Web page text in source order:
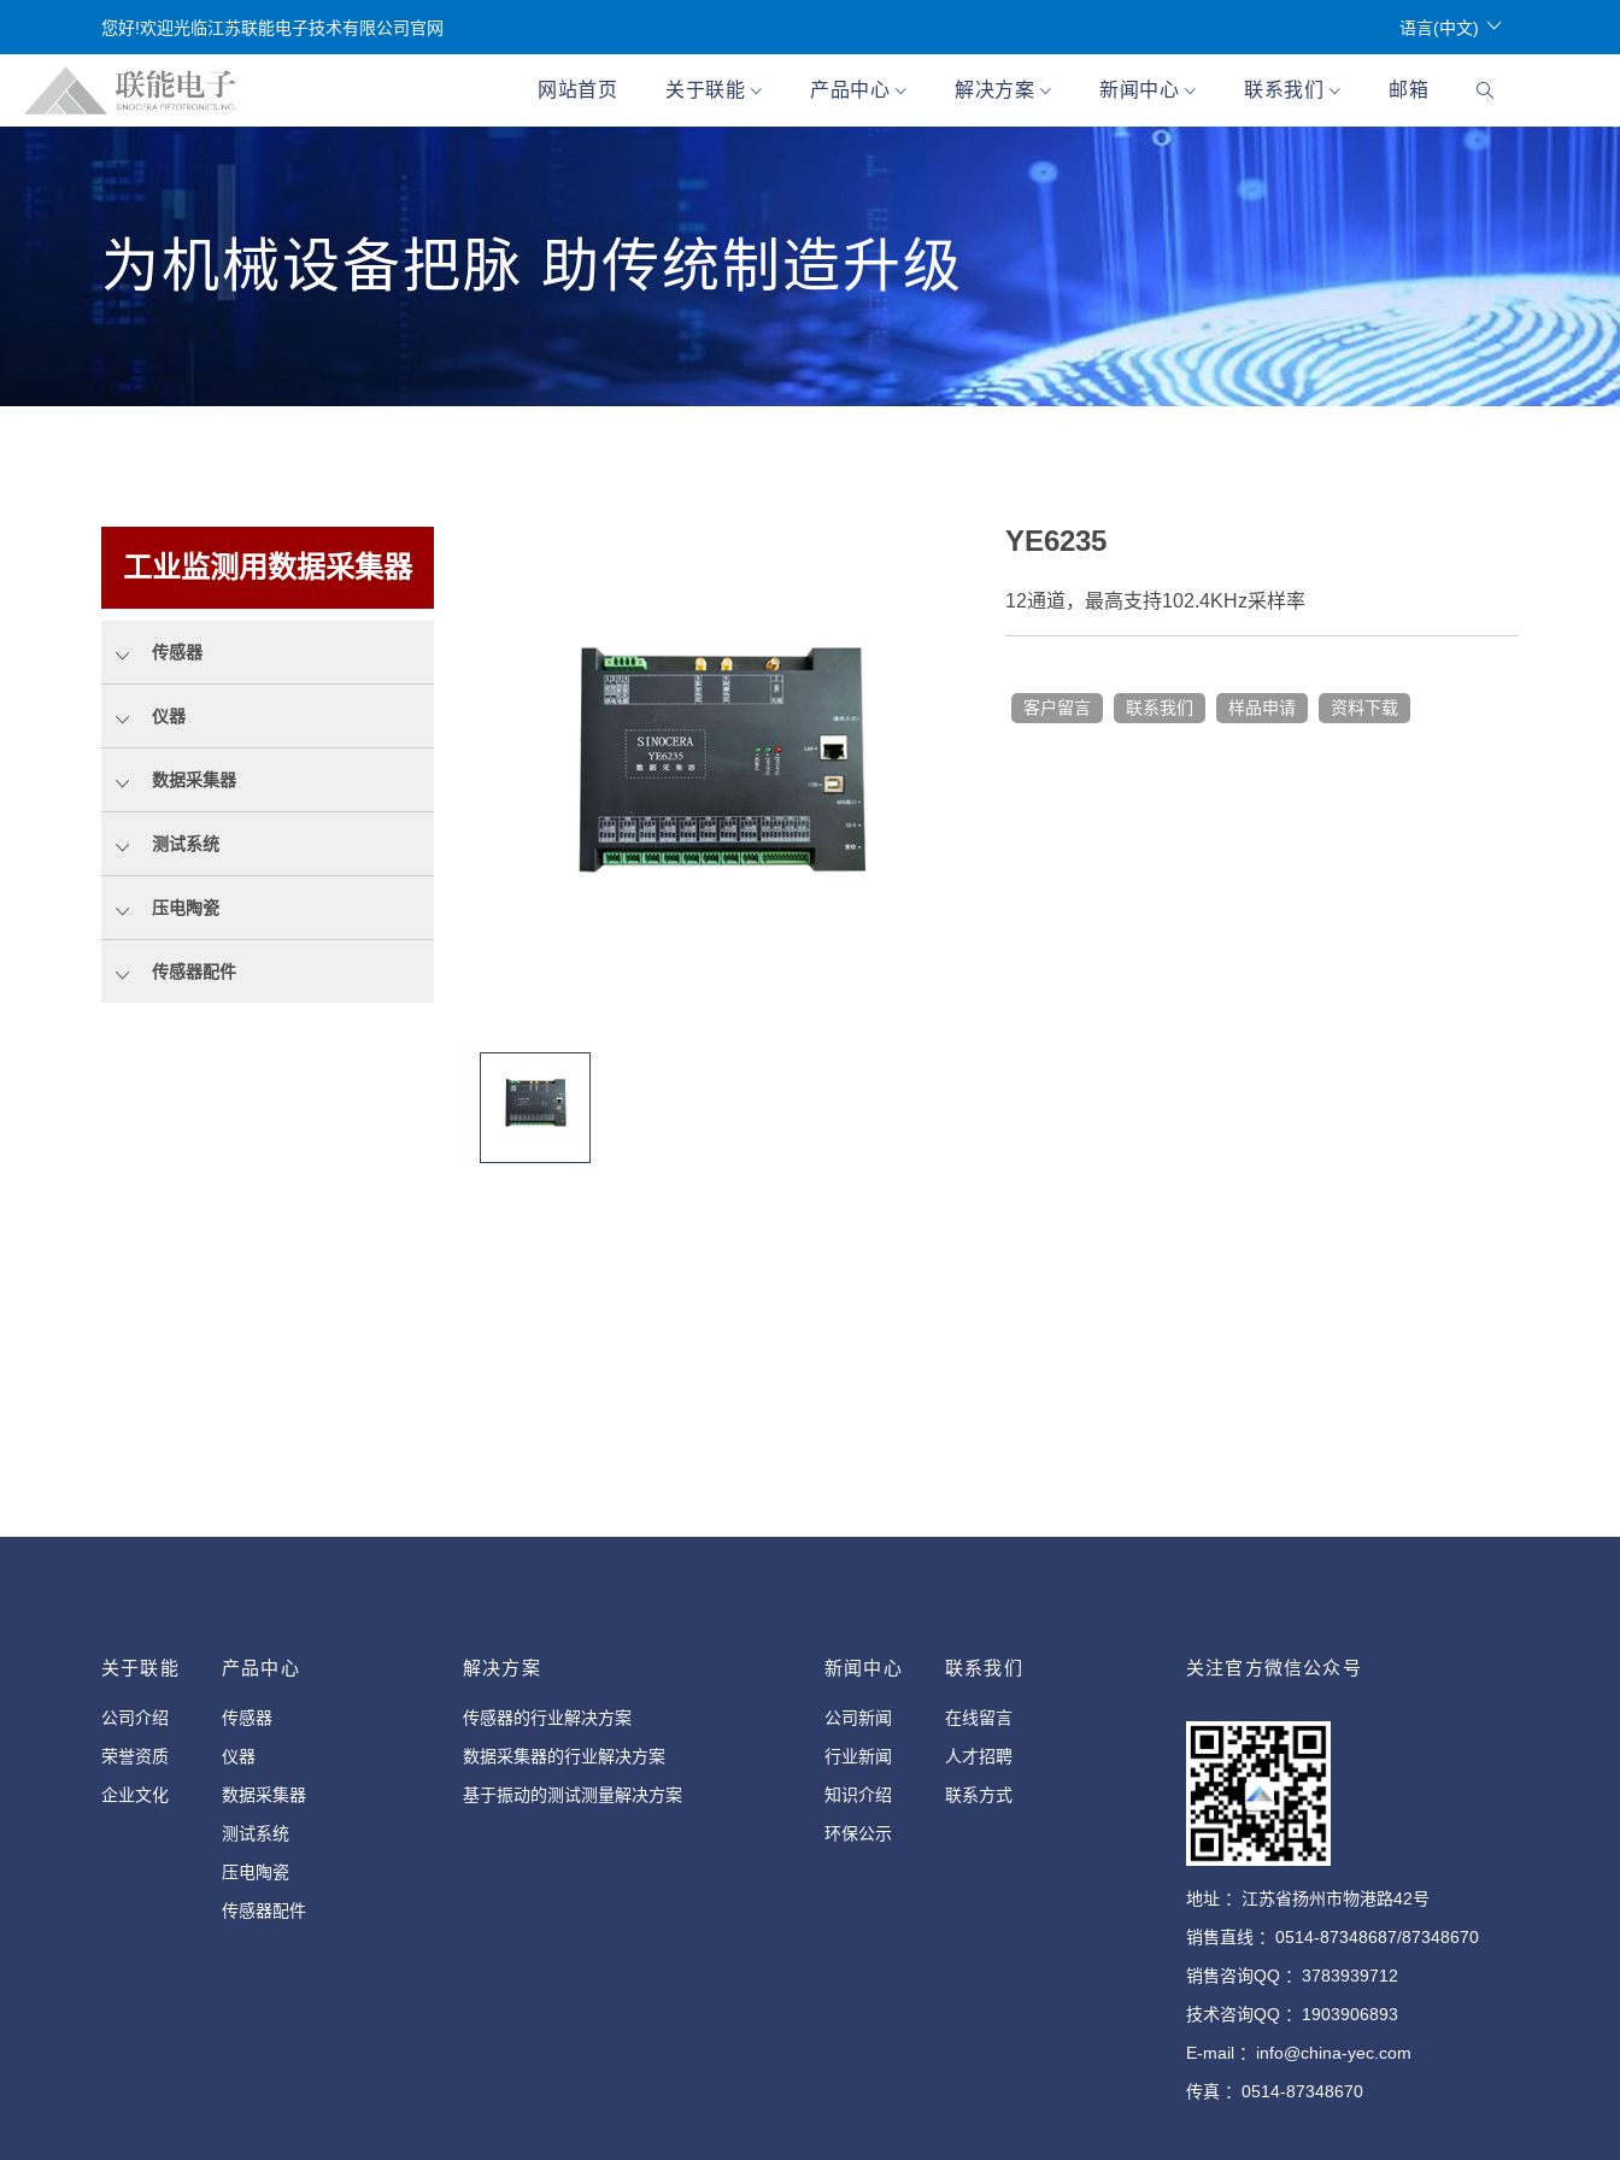
您好!欢迎光临江苏联能电子技术有限公司官网 语言(中文)
网站首页 关于联能 产品中心 解决方案 新闻中心 联系我们 邮箱
为机械设备把脉 助传统制造升级
YE6235
12通道，最高支持102.4KHz采样率
客户留言 联系我们 样品申请 资料下载
工业监测用数据采集器
传感器
仪器
数据采集器
测试系统
压电陶瓷
传感器配件
关于联能
公司介绍
荣誉资质
企业文化
产品中心
传感器
仪器
数据采集器
测试系统
压电陶瓷
传感器配件
解决方案
传感器的行业解决方案
数据采集器的行业解决方案
基于振动的测试测量解决方案
新闻中心
公司新闻
行业新闻
知识介绍
环保公示
联系我们
在线留言
人才招聘
联系方式
关注官方微信公众号
地址 ：江苏省扬州市物港路42号
销售直线 ：0514-87348687/87348670
销售咨询QQ ：3783939712
技术咨询QQ ：1903906893
E-mail ：info@china-yec.com
传真 ：0514-87348670